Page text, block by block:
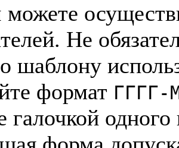
можете
Не
шаблону
формат ГГГГ-
галочкой